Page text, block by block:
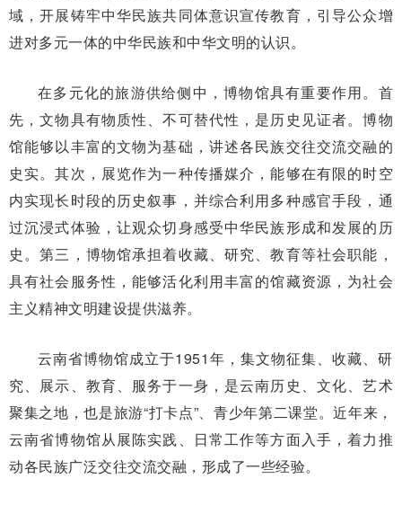
域，开展铸牢中华民族共同体意识宣传教育，引导公众增
进对多元一体的中华民族和中华文明的认识。
在多元化的旅游供给侧中，博物馆具有重要作用。首
先，文物具有物质性、不可替代性，是历史见证者。博物
馆能够以丰富的文物为基础，讲述各民族交往交流交融的
史实。其次，展览作为一种传播媒介，能够在有限的时空
内实现长时段的历史叙事，并综合利用多种感官手段，通
过沉浸式体验，让观众切身感受中华民族形成和发展的历
史。第三，博物馆承担着收藏、研究、教育等社会职能，
具有社会服务性，能够活化利用丰富的馆藏资源，为社会
主义精神文明建设提供滋养。
云南省博物馆成立于1951年，集文物征集、收藏、研
究、展示、教育、服务于一身，是云南历史、文化、艺术
聚集之地，也是旅游“打卡点”、青少年第二课堂。近年来，
云南省博物馆从展陈实践、日常工作等方面入手，着力推
动各民族广泛交往交流交融，形成了一些经验。